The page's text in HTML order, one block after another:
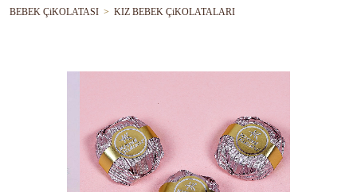
BEBEK ÇiKOLATASI > KIZ BEBEK ÇiKOLATALARI